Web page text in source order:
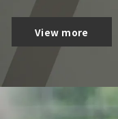
View more